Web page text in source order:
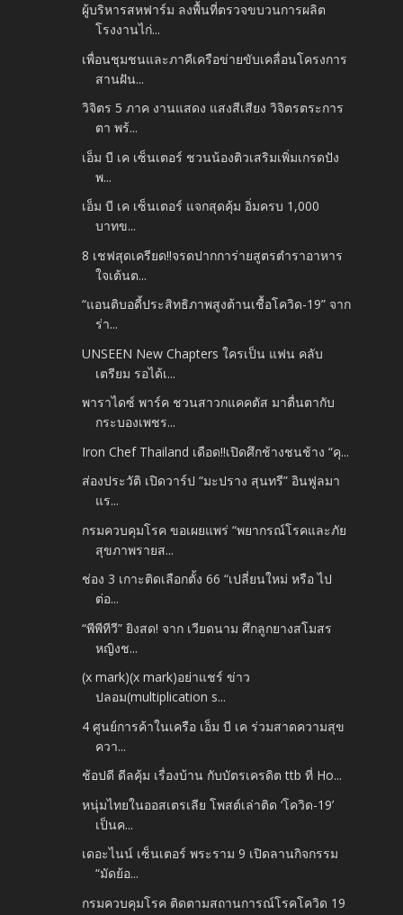
ผู้บริหารสหฟาร์ม ลงพื้นที่ตรวจขบวนการผลิต
โรงงานไก่...
เพื่อนชุมชนและภาคีเครือข่ายขับเคลื่อนโครงการ
สานฝัน...
วิจิตร 5 ภาค งานแสดง แสงสีเสียง วิจิตรตระการ
ตา พร้...
เอ็ม บี เค เซ็นเตอร์ ชวนน้องติวเสริมเพิ่มเกรดปัง
พ...
เอ็ม บี เค เซ็นเตอร์ แจกสุดคุ้ม อิ่มครบ 1,000
บาทข...
8 เชฟสุดเครียด!!จรดปากการ่ายสูตรตำราอาหาร
ใจเต้นต...
“แอนติบอดี้ประสิทธิภาพสูงต้านเชื้อโควิด-19” จาก
ร่า...
UNSEEN New Chapters ใครเป็น แฟน คลับ
เตรียม รอได้เ...
พาราไดซ์ พาร์ค ชวนสาวกแคคตัส มาตื่นตากับ
กระบองเพชร...
Iron Chef Thailand เดือด!!เปิดศึกช้างชนช้าง “คุ...
ส่องประวัติ เปิดวาร์ป “มะปราง สุนทรี” อินฟูลมา
แร...
กรมควบคุมโรค ขอเผยแพร่ “พยากรณ์โรคและภัย
สุขภาพรายส...
ช่อง 3 เกาะติดเลือกตั้ง 66 “เปลี่ยนใหม่ หรือ ไป
ต่อ...
“พีพีทีวี” ยิงสด! จาก เวียดนาม ศึกลูกยางสโมสร
หญิงช...
(x mark)(x mark)อย่าแชร์ ข่าว
ปลอม(multiplication s...
4 ศูนย์การค้าในเครือ เอ็ม บี เค ร่วมสาดความสุข
ควา...
ช้อปดี ดีลคุ้ม เรื่องบ้าน กับบัตรเครดิต ttb ที่ Ho...
หนุ่มไทยในออสเตรเลีย โพสต์เล่าติด ‘โควิด-19’
เป็นค...
เดอะไนน์ เซ็นเตอร์ พระราม 9 เปิดลานกิจกรรม
“มัดย้อ...
กรมควบคุมโรค ติดตามสถานการณ์โรคโควิด 19